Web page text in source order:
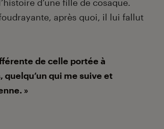
d’une fille de cosaque.
après quoi, il lui fallut
de celle portée à
qui me suive et
»